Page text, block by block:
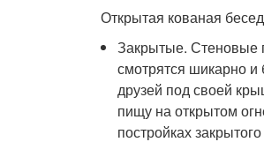
Открытая кованая
Закрытые. Стеновые
смотрятся шикарно
друзей под своей
пищу на открытом
постройках